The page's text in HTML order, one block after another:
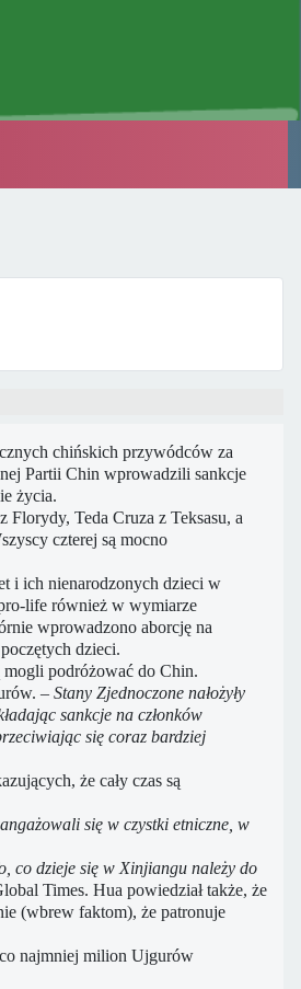
chińskich przywódców za
Partii Chin wprowadzili sankcje
życia.
Florydy, Teda Cruza z Teksasu, a
czterej są mocno
i ich nienarodzonych dzieci w
life również w wymiarze
wprowadzono aborcję na
dzieci.
mogli podróżować do Chin.
– Stany Zjednoczone nałożyły
sankcje na członków
się coraz bardziej
że cały czas są
się w czystki etniczne, w
co dzieje się w Xinjiangu należy do
Times. Hua powiedział także, że
(wbrew faktom), że patronuje
najmniej milion Ujgurów